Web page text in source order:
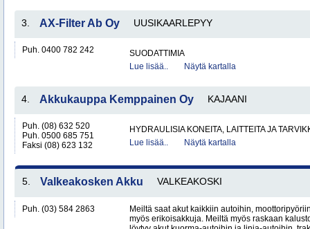
3. AX-Filter Ab Oy UUSIKAARLEPYY
Puh. 0400 782 242
SUODATTIMIA
Lue lisää..
Näytä kartalla
4. Akkukauppa Kemppainen Oy KAJAANI
Puh. (08) 632 520
Puh. 0500 685 751
Faksi (08) 623 132
HYDRAULISIA KONEITA, LAITTEITA JA
Lue lisää..
Näytä kartalla
5. Valkeakosken Akku VALKEAKOSKI
Puh. (03) 584 2863
Meiltä saat akut kaikkiin autoihin,
myös erikoisakkuja. Meiltä myös raskaan